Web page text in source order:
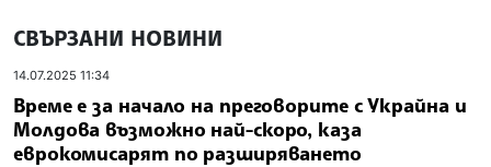
СВЪРЗАНИ НОВИНИ
14.07.2025 11:34
Време е за начало на преговорите с Украйна и
Молдова възможно най-скоро, каза
еврокомисарят по разширяването